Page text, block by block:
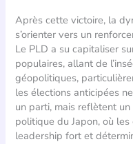
Après cette victoire, la
s’orienter vers un
Le PLD a su capitaliser
populaires, allant de
géopolitiques,
les élections anticipées
un parti, mais reflètent
politique du Japon, où
leadership fort et